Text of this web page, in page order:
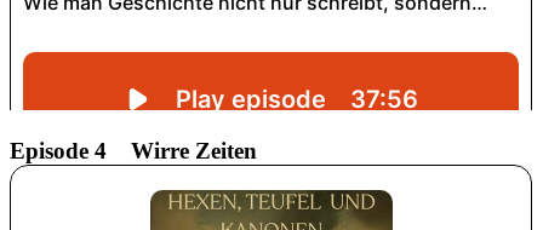
Episode 4 Wirre Zeiten